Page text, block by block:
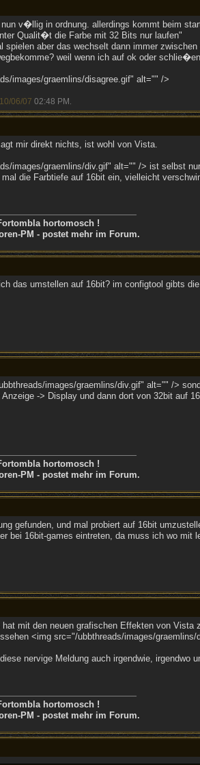
v�llig in ordnung. allerdings kommt beim
Qualit�t die Farbe mit 32 Bits nur laufen"
spielen aber das wechselt dann immer
weil wenn ich auf ok oder
images/graemlins/disagree.gif" alt="" />
10/06/07 02:48 PM
mir direkt nichts, ist wohl von Vista.
images/graemlins/div.gif" alt="" /> ist selbst
die Farbtiefe auf 16bit ein, vielleicht
hortomosch !
PM - postet mehr im Forum.
das umstellen auf 16bit? im configtool gibts
images/graemlins/div.gif" alt="" />
-> Display und dann dort von 32bit auf
hortomosch !
PM - postet mehr im Forum.
gefunden, und mal probiert auf 16bit
bei 16bit-games eintreten, da muss ich wo
hat mit den neuen grafischen Effekten von
<img src="/ubbthreads/images/
nervige Meldung auch irgendwie,
hortomosch !
PM - postet mehr im Forum.